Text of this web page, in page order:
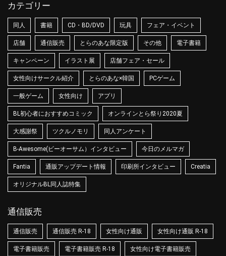
カテゴリー
同人 書籍 CD・BD/DVD 玩具 フェア・イベント
店舗 通信販売 とらのあな限定版 その他 電子書籍
キャンペーン イラスト展 店舗フェア・セール
女性向けサークル紹介 とらのあな×韓国 PCゲーム
一般ゲーム 女性向け アプリ
BL初心者におすすめコミック オンラインとら祭り2020夏
大感謝祭 ツクルノモリ 同人アンケート
B-Awesome(ビーオーサム）インタビュー 今日のメルマガ
Fantia 通販アップデート情報 印刷所インタビュー Creatia
オリジナルBL同人誌特集
通信販売
通信販売 通信販売 R-18 女性向け通販 女性向け通販 R-18
電子書籍販売 電子書籍販売 R-18 女性向け電子書籍販売